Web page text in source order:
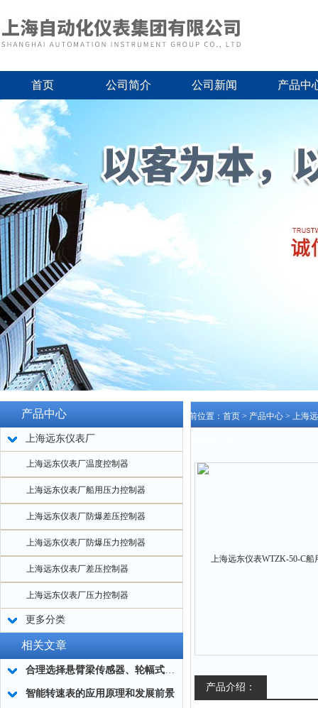
首页 公司简介 公司新闻 产品中
产品中心
上海远东仪表厂
上海远东仪表厂温度控制器
上海远东仪表厂船用压力控制器
上海远东仪表厂防爆差压控制器
上海远东仪表厂防爆压力控制器
上海远东仪表厂差压控制器
上海远东仪表厂压力控制器
更多分类
相关文章
合理选择悬臂梁传感器、轮幅式传感器、拉压力传感器的类型？
智能转速表的应用原理和发展前景
当前位置： 首页 > 产品中心 > 上海
产品介绍：